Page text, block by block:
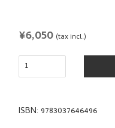
REGULAR
¥6,050 (tax incl.)
ISBN: 9783037646496